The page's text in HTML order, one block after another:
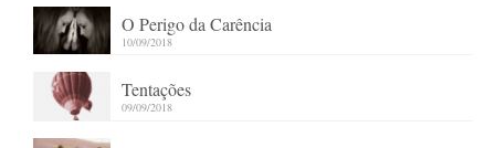
O Perigo da Carência
10/09/2018
Tentações
09/09/2018